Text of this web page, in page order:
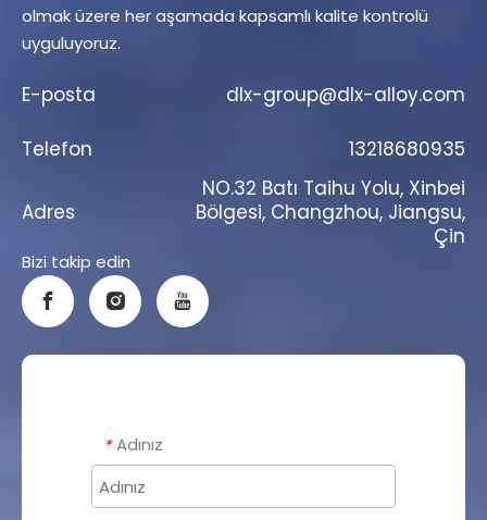
olmak üzere her aşamada kapsamlı kalite kontrolü
uyguluyoruz.
E-posta dlx-group@dlx-alloy.com
Telefon 13218680935
Adres
NO.32 Batı Taihu Yolu, Xinbei
Bölgesi, Changzhou, Jiangsu,
Çin
Bizi takip edin
* Adınız